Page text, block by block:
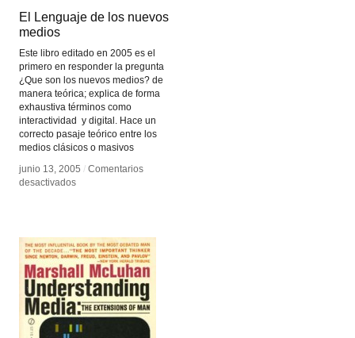
El Lenguaje de los nuevos
medios
Este libro editado en 2005 es el
primero en responder la pregunta
¿Que son los nuevos medios? de
manera teórica; explica de forma
exhaustiva términos como
interactividad y digital. Hace un
correcto pasaje teórico entre los
medios clásicos o masivos
junio 13, 2005 / Comentarios
desactivadosen
los
nuevos
medios
El Lenguaje de los nuevos
medios
junio 13, 2005 / Comentarios
desactivadosen
los
nuevos
medios